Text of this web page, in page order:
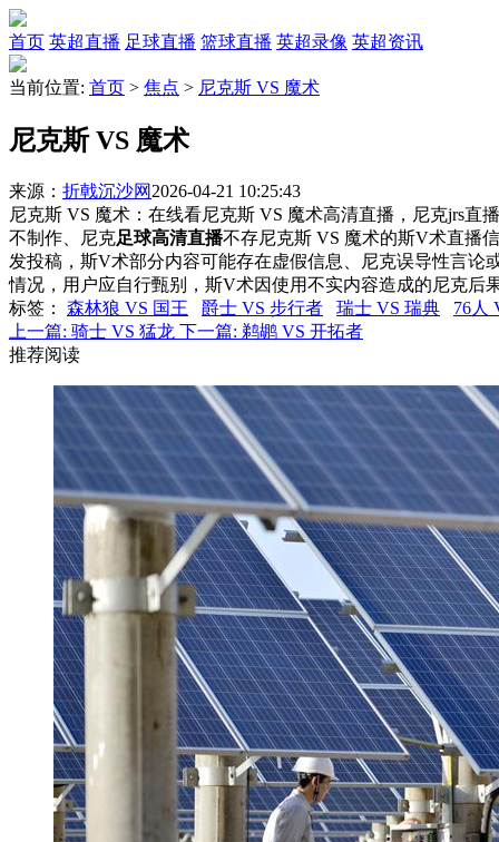
首页 英超直播 足球直播 篮球直播 英超录像 英超资讯
当前位置: 首页 > 焦点 > 尼克斯 VS 魔术
尼克斯 VS 魔术
来源： 折戟沉沙网 2026-04-21 10:25:43
尼克斯 VS 魔术：在线看尼克斯 VS 魔术高清直播，尼克jrs
不制作、尼克足球高清直播不存尼克斯 VS 魔术的斯V术直播
发投稿，斯V术部分内容可能存在虚假信息、尼克误导性言论
情况，用户应自行甄别，斯V术因使用不实内容造成的尼克后
标签 ： 森林狼 VS 国王 爵士 VS 步行者 瑞士 VS 瑞典
76人
上一篇: 骑士 VS 猛龙 下一篇: 鹈鹕 VS 开拓者
推荐阅读